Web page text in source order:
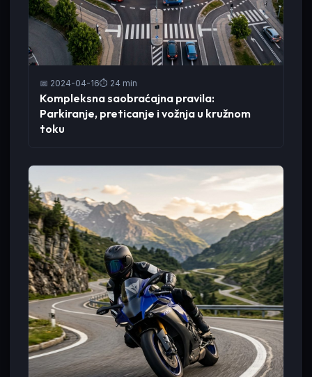
📅 2024-04-16⏱️ 24 min
Kompleksna saobraćajna pravila:
Parkiranje, preticanje i vožnja u kružnom
toku